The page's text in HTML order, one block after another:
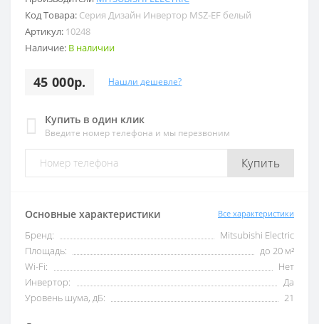
Код Товара: Серия Дизайн Инвертор MSZ-EF белый
Артикул: 10248
Наличие: В наличии
45 000р. Нашли дешевле?
Купить в один клик
Введите номер телефона и мы перезвоним
Купить
Основные характеристики Все характеристики
Бренд:
Mitsubishi Electric
Площадь:
до 20 м²
Wi-Fi:
Нет
Инвертор:
Да
Уровень шума, дБ:
21